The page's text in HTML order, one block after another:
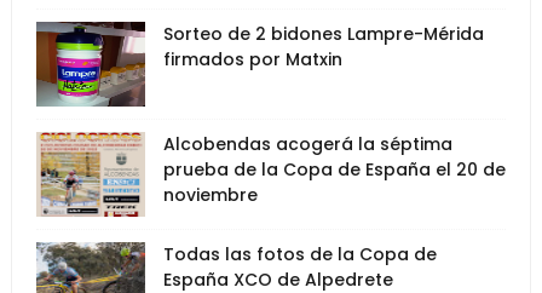
Sorteo de 2 bidones Lampre-Mérida
firmados por Matxin
Alcobendas acogerá la séptima
prueba de la Copa de España el 20 de
noviembre
Todas las fotos de la Copa de
España XCO de Alpedrete